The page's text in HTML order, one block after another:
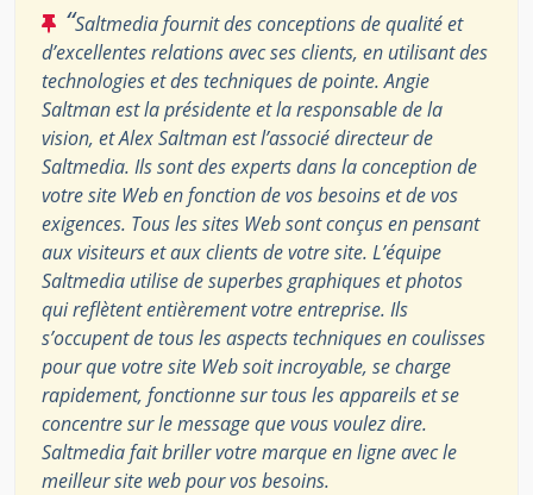
“Saltmedia fournit des conceptions de qualité et
d’excellentes relations avec ses clients, en utilisant des
technologies et des techniques de pointe. Angie
Saltman est la présidente et la responsable de la
vision, et Alex Saltman est l’associé directeur de
Saltmedia. Ils sont des experts dans la conception de
votre site Web en fonction de vos besoins et de vos
exigences. Tous les sites Web sont conçus en pensant
aux visiteurs et aux clients de votre site. L’équipe
Saltmedia utilise de superbes graphiques et photos
qui reflètent entièrement votre entreprise. Ils
s’occupent de tous les aspects techniques en coulisses
pour que votre site Web soit incroyable, se charge
rapidement, fonctionne sur tous les appareils et se
concentre sur le message que vous voulez dire.
Saltmedia fait briller votre marque en ligne avec le
meilleur site web pour vos besoins.